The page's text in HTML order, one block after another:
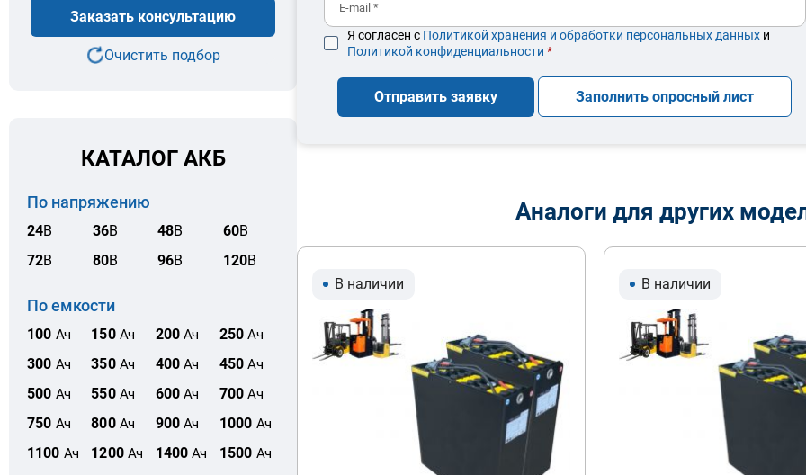
Заказать консультацию
Очистить подбор
КАТАЛОГ АКБ
По напряжению
24В 36В 48В 60В
72В 80В 96В 120В
По емкости
100 Ач 150Ач 200Ач 250 Ач
300 Ач 350Ач 400Ач 450 Ач
500 Ач 550Ач 600Ач 700 Ач
750 Ач 800Ач 900Ач 1000 Ач
1100 Ач 1200Ач 1400 Ач 1500 Ач
Я согласен с Политикой хранения и обработки персональных данных и
Политикой конфиденциальности *
Отправить заявку Заполнить опросный лист
Аналоги для других
В наличии В наличии